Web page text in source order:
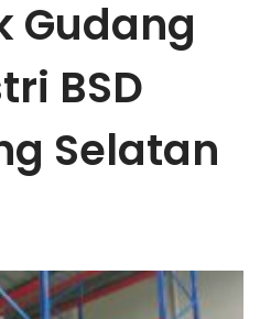
Gudang
BSD
Selatan